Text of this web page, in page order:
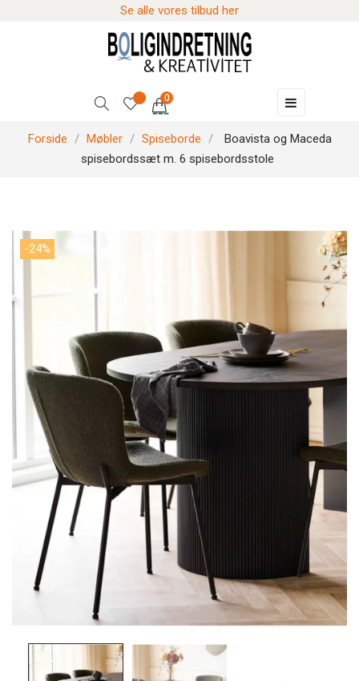
Se alle vores tilbud her
0
Skift
☰
Forside Møbler Spiseborde
Boavista og Maceda
spisebordssæt m. 6 spisebordsstole
-24%